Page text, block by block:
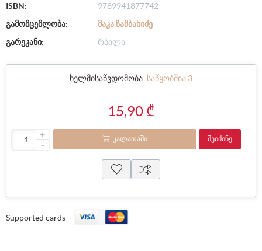
ISBN:
9789941877742
გამომცემლობა:
ᲛᲐᲙᲐ ᲖᲐᲛᲑᲐᲮᲘᲫᲔ
გარეკანი:
რბილი
ხელმისაწვდომობა: საწყობშია 3
15,90 ₾
+
-
ᲙᲐᲚᲐᲗᲐᲨᲘ ᲨᲔᲘᲫᲘᲜᲔ
Supported cards